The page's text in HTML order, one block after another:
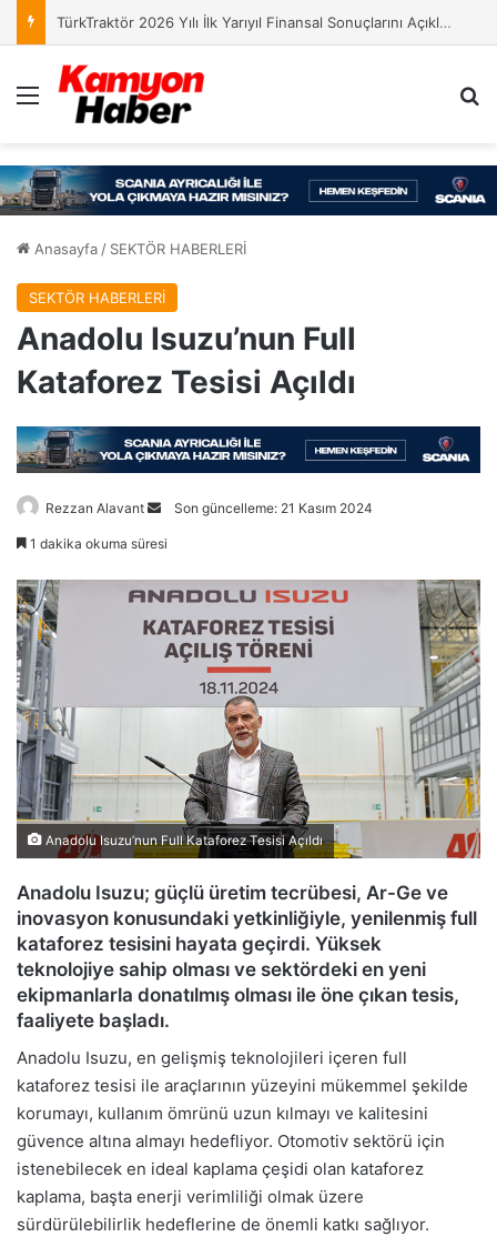
TürkTraktör 2026 Yılı İlk Yarıyıl Finansal Sonuçlarını Açıkladı
Menü
Anasayfa / SEKTÖR HABERLERİ
SEKTÖR HABERLERİ
Anadolu Isuzu’nun Full
Kataforez Tesisi Açıldı
Rezzan Alavant
Bir
göndermek
Son güncelleme: 21 Kasım 2024
1 dakika okuma süresi
Anadolu Isuzu’nun Full Kataforez Tesisi Açıldı
Anadolu Isuzu; güçlü üretim tecrübesi, Ar-Ge ve
inovasyon konusundaki yetkinliğiyle, yenilenmiş full
kataforez tesisini hayata geçirdi. Yüksek
teknolojiye sahip olması ve sektördeki en yeni
ekipmanlarla donatılmış olması ile öne çıkan tesis,
faaliyete başladı.
Anadolu Isuzu, en gelişmiş teknolojileri içeren full
kataforez tesisi ile araçlarının yüzeyini mükemmel şekilde
korumayı, kullanım ömrünü uzun kılmayı ve kalitesini
güvence altına almayı hedefliyor. Otomotiv sektörü için
istenebilecek en ideal kaplama çeşidi olan kataforez
kaplama, başta enerji verimliliği olmak üzere
sürdürülebilirlik hedeflerine de önemli katkı sağlıyor.